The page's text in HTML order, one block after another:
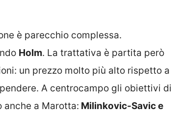
è parecchio complessa.
Holm. La trattativa è partita però
un prezzo molto più alto rispetto a
A centrocampo gli obiettivi di
anche a Marotta: Milinkovic-Savic e